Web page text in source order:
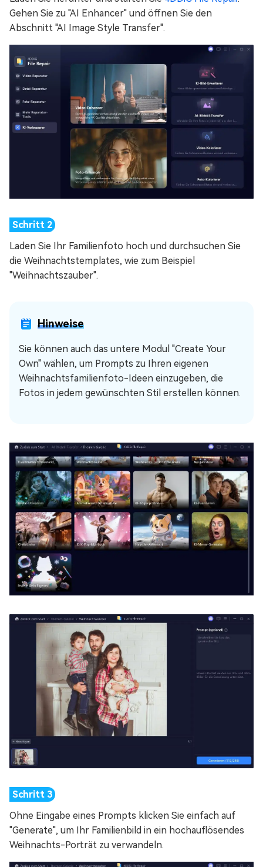
Gehen Sie zu "AI Enhancer" und öffnen Sie den
Abschnitt "AI Image Style Transfer".
Laden Sie Ihr Familienfoto hoch und durchsuchen Sie
die Weihnachtstemplates, wie zum Beispiel
"Weihnachtszauber".
Hinweise
Sie können auch das untere Modul "Create Your
Own" wählen, um Prompts zu Ihren eigenen
Weihnachtsfamilienfoto-Ideen einzugeben, die
Fotos in jedem gewünschten Stil erstellen können.
Ohne Eingabe eines Prompts klicken Sie einfach auf
"Generate", um Ihr Familienbild in ein hochauflösendes
Weihnachts-Porträt zu verwandeln.